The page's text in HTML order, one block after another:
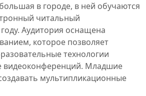
в городе, в ней обучаются
читальный
Аудитория оснащена
которое позволяет
технологии
видеоконференций. Младшие
мультипликационные